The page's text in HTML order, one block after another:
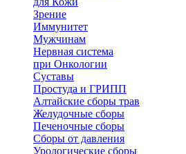
Зрение
Иммунитет
Мужчинам
Нервная система
при Онкологии
Суставы
Простуда и ГРИПП
Алтайские сборы трав
Желудочные сборы
Печеночные сборы
Сборы от давления
Урологические сборы